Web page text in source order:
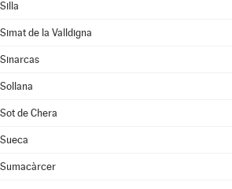
Silla
Simat de la Valldigna
Sinarcas
Sollana
Sot de Chera
Sueca
Sumacàrcer